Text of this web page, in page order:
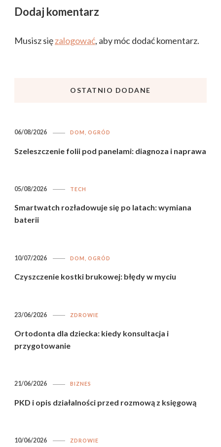
Dodaj komentarz
Musisz sięzalogować, aby móc dodać komentarz.
OSTATNIO DODANE
DOM, OGRÓD
Szeleszczenie folii pod panelami: diagnoza i naprawa
06/08/2026
TECH
Smartwatch rozładowuje się po latach: wymiana
baterii
05/08/2026
DOM, OGRÓD
Czyszczenie kostki brukowej: błędy w myciu
10/07/2026
ZDROWIE
Ortodonta dla dziecka: kiedy konsultacja i
przygotowanie
23/06/2026
BIZNES
PKD i opis działalności przed rozmową z księgową
21/06/2026
ZDROWIE
10/06/2026